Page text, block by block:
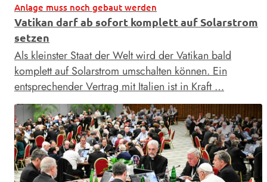
Anlage muss noch gebaut werden
Vatikan darf ab sofort komplett auf Solarstrom
setzen
Als kleinster Staat der Welt wird der Vatikan bald
komplett auf Solarstrom umschalten können. Ein
entsprechender Vertrag mit Italien ist in Kraft …